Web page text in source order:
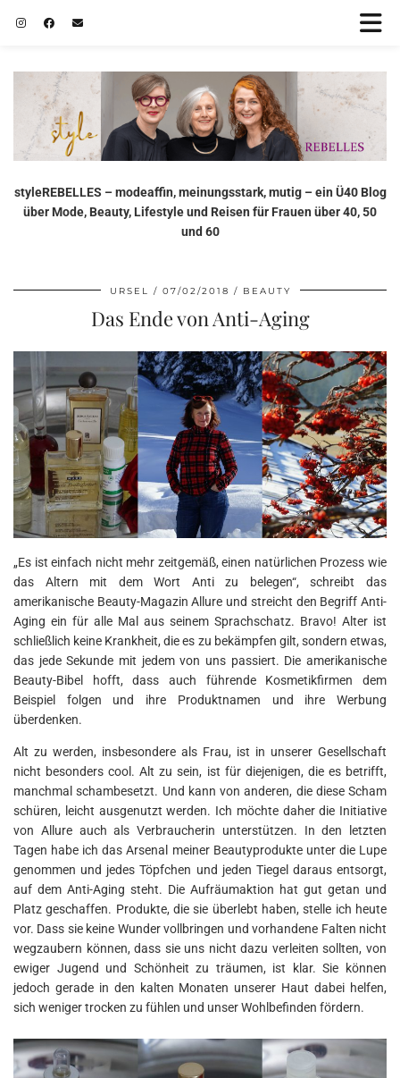
styleREBELLES – modeaffin, meinungsstark, mutig – ein Ü40 Blog
über Mode, Beauty, Lifestyle und Reisen für Frauen über 40, 50
und 60
URSEL 07/02/2018 BEAUTY
Das Ende von Anti-Aging
„Es ist einfach nicht mehr zeitgemäß, einen natürlichen Prozess wie
das Altern mit dem Wort Anti zu belegen“, schreibt das
amerikanische Beauty-Magazin Allure und streicht den Begriff Anti-
Aging ein für alle Mal aus seinem Sprachschatz. Bravo! Alter ist
schließlich keine Krankheit, die es zu bekämpfen gilt, sondern etwas,
das jede Sekunde mit jedem von uns passiert. Die amerikanische
Beauty-Bibel hofft, dass auch führende Kosmetikfirmen dem
Beispiel folgen und ihre Produktnamen und ihre Werbung
überdenken.
Alt zu werden, insbesondere als Frau, ist in unserer Gesellschaft
nicht besonders cool. Alt zu sein, ist für diejenigen, die es betrifft,
manchmal schambesetzt. Und kann von anderen, die diese Scham
schüren, leicht ausgenutzt werden. Ich möchte daher die Initiative
von Allure auch als Verbraucherin unterstützen. In den letzten
Tagen habe ich das Arsenal meiner Beautyprodukte unter die Lupe
genommen und jedes Töpfchen und jeden Tiegel daraus entsorgt,
auf dem Anti-Aging steht. Die Aufräumaktion hat gut getan und
Platz geschaffen. Produkte, die sie überlebt haben, stelle ich heute
vor. Dass sie keine Wunder vollbringen und vorhandene Falten nicht
wegzaubern können, dass sie uns nicht dazu verleiten sollten, von
ewiger Jugend und Schönheit zu träumen, ist klar. Sie können
jedoch gerade in den kalten Monaten unserer Haut dabei helfen,
sich weniger trocken zu fühlen und unser Wohlbefinden fördern.